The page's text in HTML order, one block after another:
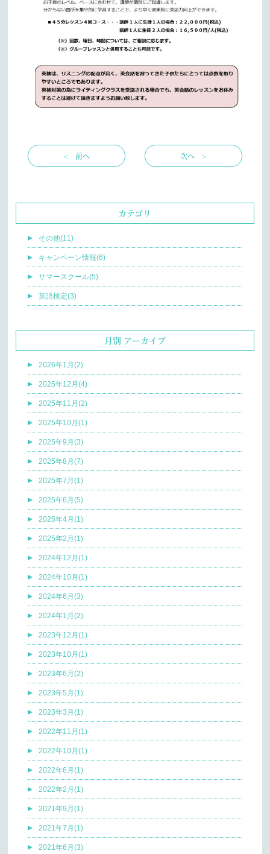
< 前へ 次へ >
カテゴリ
その他(11)
キャンペーン情報(6)
サマースクール(5)
英語検定(3)
月別 アーカイブ
2026年1月(2)
2025年12月(4)
2025年11月(2)
2025年10月(1)
2025年9月(3)
2025年8月(7)
2025年7月(1)
2025年6月(5)
2025年4月(1)
2025年2月(1)
2024年12月(1)
2024年10月(1)
2024年6月(3)
2024年1月(2)
2023年12月(1)
2023年10月(1)
2023年6月(2)
2023年5月(1)
2023年3月(1)
2022年11月(1)
2022年10月(1)
2022年6月(1)
2022年2月(1)
2021年9月(1)
2021年7月(1)
2021年6月(3)